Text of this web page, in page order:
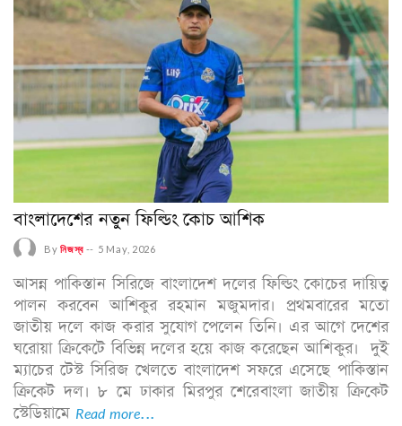
বাংলাদেশের নতুন ফিল্ডিং কোচ আশিক
Byনিজস্ব-- 5 May, 2026
আসন্ন পাকিস্তান সিরিজে বাংলাদেশ দলের ফিল্ডিং কোচের দায়িত্ব
পালন করবেন আশিকুর রহমান মজুমদার। প্রথমবারের মতো
জাতীয় দলে কাজ করার সুযোগ পেলেন তিনি। এর আগে দেশের
ঘরোয়া ক্রিকেটে বিভিন্ন দলের হয়ে কাজ করেছেন আশিকুর। দুই
ম্যাচের টেস্ট সিরিজ খেলতে বাংলাদেশ সফরে এসেছে পাকিস্তান
ক্রিকেট দল। ৮ মে ঢাকার মিরপুর শেরেবাংলা জাতীয় ক্রিকেট
স্টেডিয়ামে Read more...